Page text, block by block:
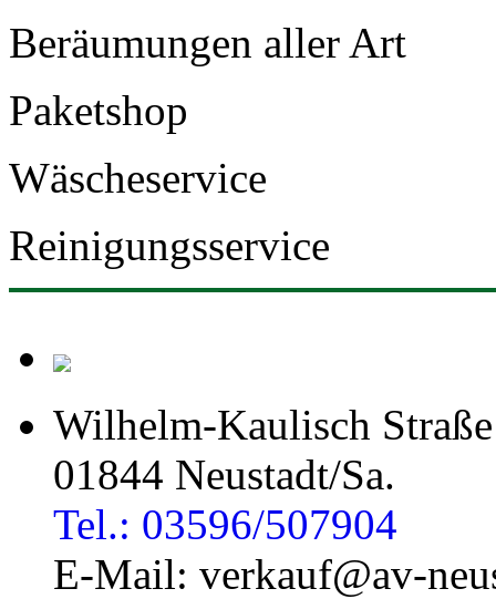
Beräumungen aller Art
Paketshop
Wäscheservice
Reinigungsservice
Wilhelm-Kaulisch
01844 Neustadt/Sa.
Tel.: 03596/507904
E-Mail: verkauf@av-